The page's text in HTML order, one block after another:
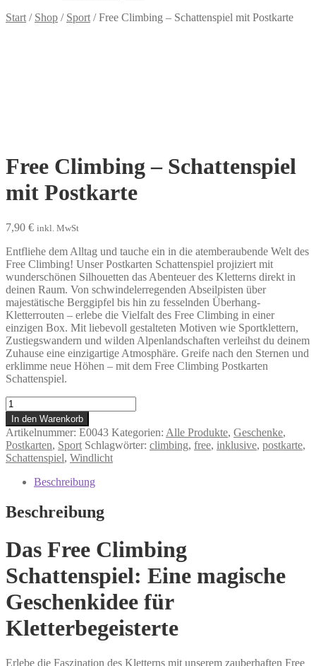
Start / Shop / Sport /Free Climbing – Schattenspiel mit Postkarte
Free Climbing – Schattenspiel
mit Postkarte
7,90 € inkl. MwSt
Entfliehe dem Alltag und tauche ein in die atemberaubende Welt des
Free Climbing! Unser Postkarten Schattenspiel projiziert mit
wunderschönen Silhouetten das Abenteuer des Kletterns direkt in
deinen Raum. Von schwindelerregenden Abseilpisten über
majestätische Berggipfel bis hin zu fesselnden Überhang-
Kletterrouten – erlebe die Vielfalt des Free Climbing in einer
einzigen Box. Mit liebevoll gestalteten Motiven wie Sportklettern,
Zustiegswandern und wilden Alpenlandschaften verleihst du deinem
Zuhause eine einzigartige Atmosphäre. Greife nach den Sternen und
erklimme neue Höhen – mit dem Free Climbing Postkarten
Schattenspiel.
Free
Climbing
-
Schattenspiel
mit
Postkarte
Menge
In den Warenkorb
Artikelnummer: E0043 Kategorien: Alle Produkte, Geschenke,
Postkarten, Sport Schlagwörter: climbing, free, inklusive, postkarte,
Schattenspiel, Windlicht
Beschreibung
Beschreibung
Das Free Climbing
Schattenspiel: Eine magische
Geschenkidee für
Kletterbegeisterte
Erlebe die Faszination des Kletterns mit unserem zauberhaften Free